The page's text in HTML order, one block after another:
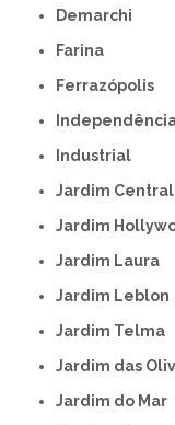
Demarchi
Farina
Ferrazópolis
Industrial
Jardim Central
Jardim
Jardim Laura
Jardim Leblon
Jardim Telma
Jardim das
Jardim do Mar